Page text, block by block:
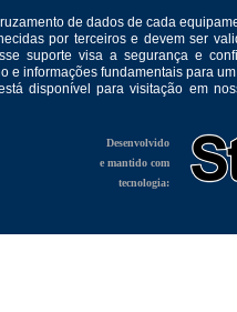
de dados de cada
por terceiros e devem ser
suporte visa a segurança e
e informações fundamentais para
disponível para visitação em
Desenvolvido
e mantido com
tecnologia: